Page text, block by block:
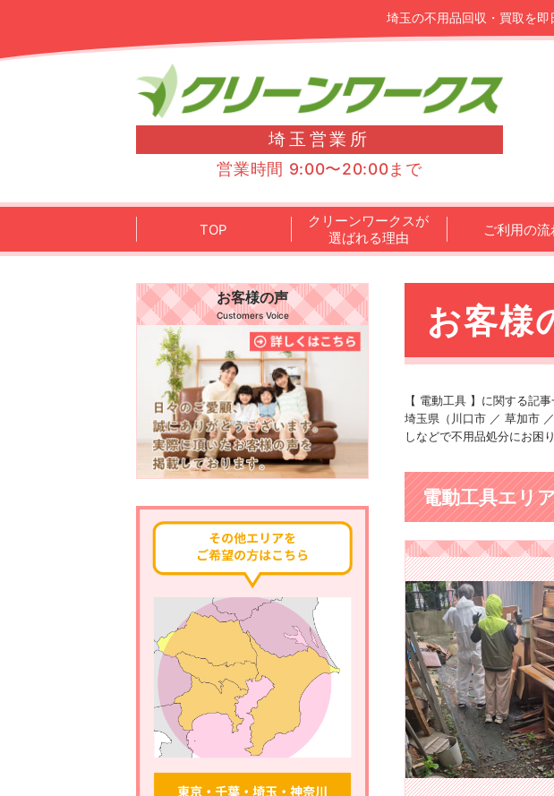
埼玉の不用品回収・買取を即
埼玉営業所
営業時間 9:00〜20:00まで
TOP
クリーンワークスが
選ばれる理由
ご利用の流
お客様
【 電動工具 】に関する記事
埼玉県（川口市 ／ 草加市
しなどで不用品処分にお困
電動工具エリ
お客様の声
Customers Voice